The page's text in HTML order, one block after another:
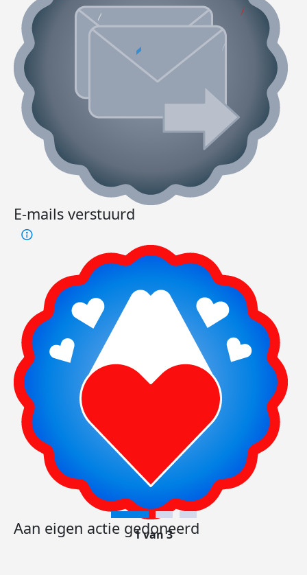
E-mails verstuurd
Aan eigen actie gedoneerd
1 van 3